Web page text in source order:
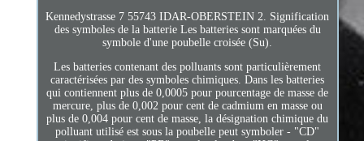
Kennedystrasse 7 55743 IDAR-OBERSTEIN 2. Signification
des symboles de la batterie Les batteries sont marquées du
symbole d'une poubelle croisée (Su).
Les batteries contenant des polluants sont particulièrement
caractérisées par des symboles chimiques. Dans les batteries
qui contiennent plus de 0,0005 pour pourcentage de masse de
mercure, plus de 0,002 pour cent de cadmium en masse ou
plus de 0,004 pour cent de masse, la désignation chimique du
polluant utilisé est sous la poubelle peut symboler - "CD"